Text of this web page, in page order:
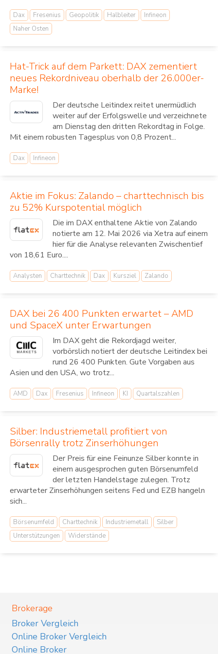
Dax Fresenius Geopolitik Halbleiter
Infineon
Naher Osten
Hat-Trick auf dem Parkett: DAX zementiert
neues Rekordniveau oberhalb der 26.000er-
Marke!
Der deutsche Leitindex reitet unermüdlich
weiter auf der Erfolgswelle und verzeichnete
am Dienstag den dritten Rekordtag in Folge.
Mit einem robusten Tagesplus von 0,8 Prozent...
Dax Infineon
Aktie im Fokus: Zalando – charttechnisch bis
zu 52% Kurspotential möglich
Die im DAX enthaltene Aktie von Zalando
notierte am 12. Mai 2026 via Xetra auf einem
hier für die Analyse relevanten Zwischentief
von 18,61 Euro....
Analysten Charttechnik Dax Kursziel Zalando
DAX bei 26 400 Punkten erwartet – AMD
und SpaceX unter Erwartungen
Im DAX geht die Rekordjagd weiter,
vorbörslich notiert der deutsche Leitindex bei
rund 26 400 Punkten. Gute Vorgaben aus
Asien und den USA, wo trotz...
AMD Dax Fresenius Infineon KI Quartalszahlen
Silber: Industriemetall profitiert von
Börsenrally trotz Zinserhöhungen
Der Preis für eine Feinunze Silber konnte in
einem ausgesprochen guten Börsenumfeld
der letzten Handelstage zulegen. Trotz
erwarteter Zinserhöhungen seitens Fed und EZB hangeln
sich...
Börsenumfeld Charttechnik Industriemetall
Silber
Unterstützungen
Widerstände
Brokerage
Broker Vergleich
Online Broker Vergleich
Online Broker